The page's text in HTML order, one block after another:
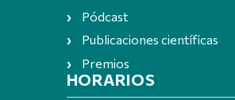
Pódcast
Publicaciones científicas
Premios
HORARIOS